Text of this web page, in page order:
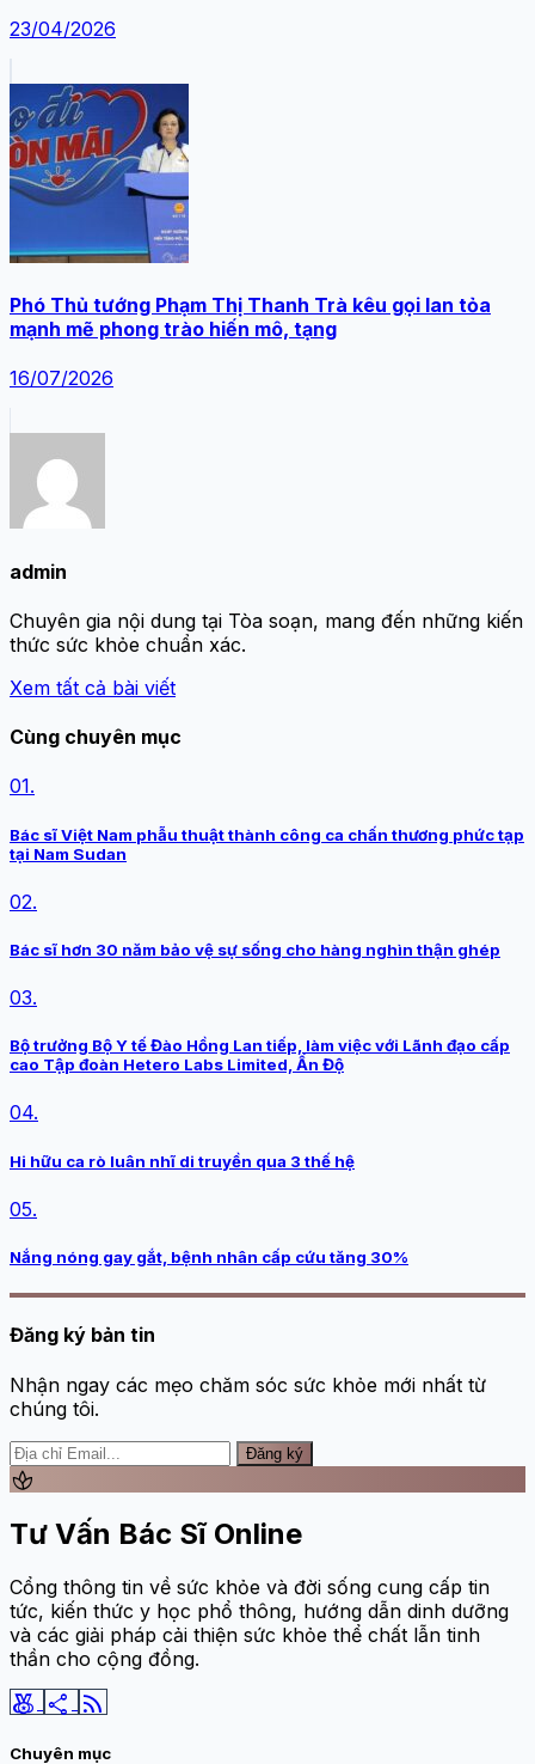
23/04/2026
Phó Thủ tướng Phạm Thị Thanh Trà kêu gọi lan tỏa
mạnh mẽ phong trào hiến mô, tạng
16/07/2026
admin
Chuyên gia nội dung tại Tòa soạn, mang đến những kiến
thức sức khỏe chuẩn xác.
Xem tất cả bài viết
Cùng chuyên mục
01.
Bác sĩ Việt Nam phẫu thuật thành công ca chấn thương phức tạp
tại Nam Sudan
02.
Bác sĩ hơn 30 năm bảo vệ sự sống cho hàng nghìn thận ghép
03.
Bộ trưởng Bộ Y tế Đào Hồng Lan tiếp, làm việc với Lãnh đạo cấp
cao Tập đoàn Hetero Labs Limited, Ấn Độ
04.
Hi hữu ca rò luân nhĩ di truyền qua 3 thế hệ
05.
Nắng nóng gay gắt, bệnh nhân cấp cứu tăng 30%
Đăng ký bản tin
Nhận ngay các mẹo chăm sóc sức khỏe mới nhất từ
chúng tôi.
Đăng ký
spa
Tư Vấn Bác Sĩ Online
Cổng thông tin về sức khỏe và đời sống cung cấp tin
tức, kiến thức y học phổ thông, hướng dẫn dinh dưỡng
và các giải pháp cải thiện sức khỏe thể chất lẫn tinh
thần cho cộng đồng.
social_leaderboard share rss_feed
Chuyên mục